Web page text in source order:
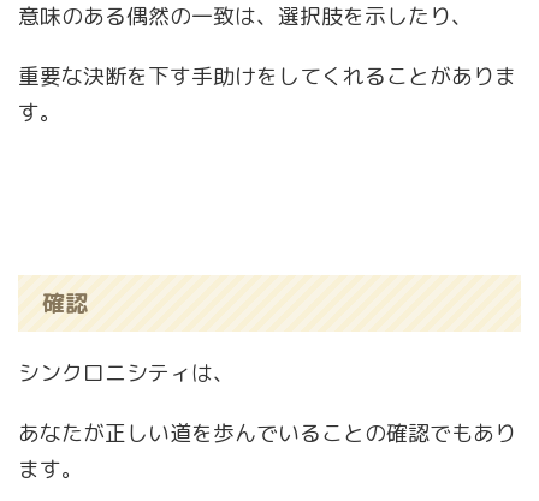
意味のある偶然の一致は、選択肢を示したり、
重要な決断を下す手助けをしてくれることがありま
す。
確認
シンクロニシティは、
あなたが正しい道を歩んでいることの確認でもあり
ます。